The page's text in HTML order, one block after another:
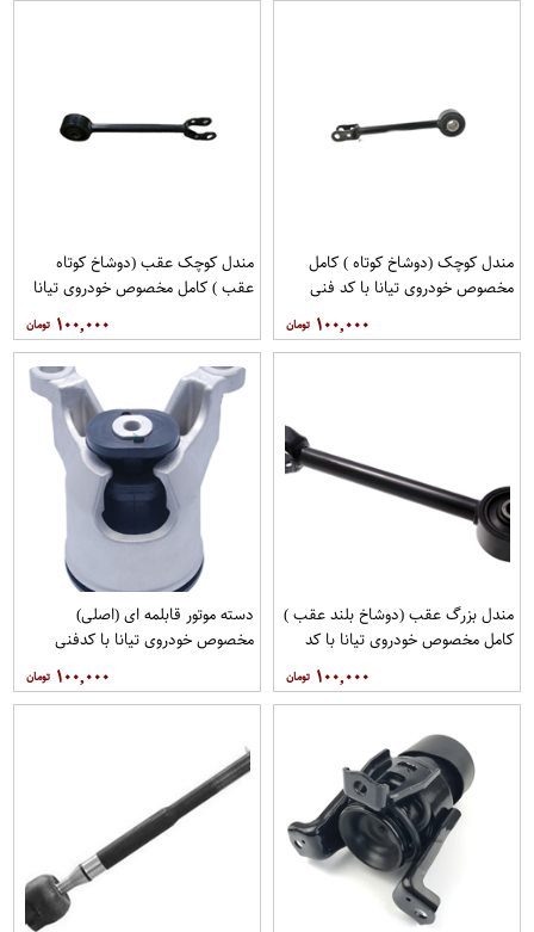
مندل کوچک (دوشاخ کوتاه ) کامل
مخصوص خودروی تیانا با کد فنی
فروشگاه مگاموتور
۱۰۰,۰۰۰
مندل کوچک عقب (دوشاخ کوتاه
عقب ) کامل مخصوص خودروی تیانا
با کد فنی 551AO-JN01Aبرند EEP
فروشگاه مگاموتور
۱۰۰,۰۰۰
مندل بزرگ عقب (دوشاخ بلند عقب )
کامل مخصوص خودروی تیانا با کد
فنی 55110-JN00Aبرند EEP فروشگاه
مگاموتور
۱۰۰,۰۰۰
دسته موتور قابلمه ای (اصلی)
مخصوص خودروی تیانا با کدفنی
فروشگاه مگاموتور
۱۰۰,۰۰۰